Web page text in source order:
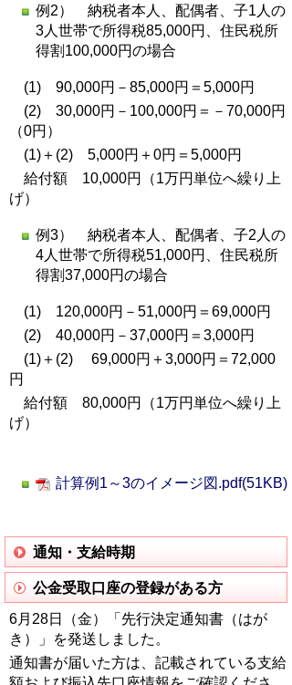
例2） 納税者本人、配偶者、子1人の
3人世帯で所得税85,000円、住民税所
得割100,000円の場合
(1) 90,000円－85,000円＝5,000円
(2) 30,000円－100,000円＝－70,000円
（0円）
(1)＋(2) 5,000円＋0円＝5,000円
給付額 10,000円（1万円単位へ繰り上
げ）
例3） 納税者本人、配偶者、子2人の
4人世帯で所得税51,000円、住民税所
得割37,000円の場合
(1) 120,000円－51,000円＝69,000円
(2) 40,000円－37,000円＝3,000円
(1)＋(2) 69,000円＋3,000円＝72,000
円
給付額 80,000円（1万円単位へ繰り上
げ）
計算例1～3のイメージ図.pdf(51KB)
通知・支給時期
公金受取口座の登録がある方
6月28日（金）「先行決定通知書（はが
き）」を発送しました。
通知書が届いた方は、記載されている支給